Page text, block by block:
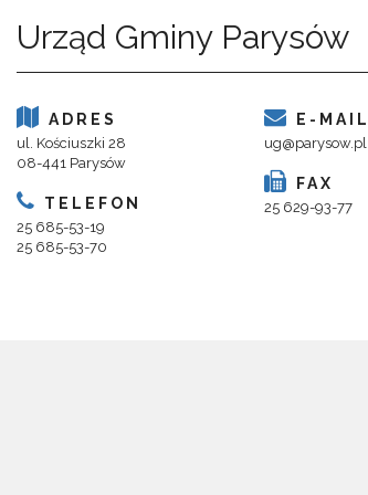
Urząd Gminy Parysów
ADRES
ul. Kościuszki 28
08-441 Parysów
TELEFON
25 685-53-19
25 685-53-70
E-MAIL
ug@parysow.pl
FAX
25 629-93-77